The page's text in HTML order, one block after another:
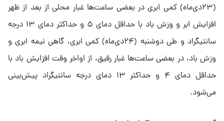
(۲۳دی‌ماه) کمی ابری در بعضی ساعت‌ها غبار محلی از بعد از ظهر
افزایش ابر و وزش باد با حداقل دمای ۵ و حداکثر دمای ۱۳ درجه
سانتیگراد و طی ‌دوشنبه (۲۴دی‌ماه) کمی ابری، گاهی نیمه ابری و
وزش باد، در بعضی ساعت‌ها غبار رقیق، از اواخر وقت افزایش باد با
حداقل دمای ۴ و حداکثر ۱۳ دمای درجه سانتیگراد پیش‌بینی
می‌شود.